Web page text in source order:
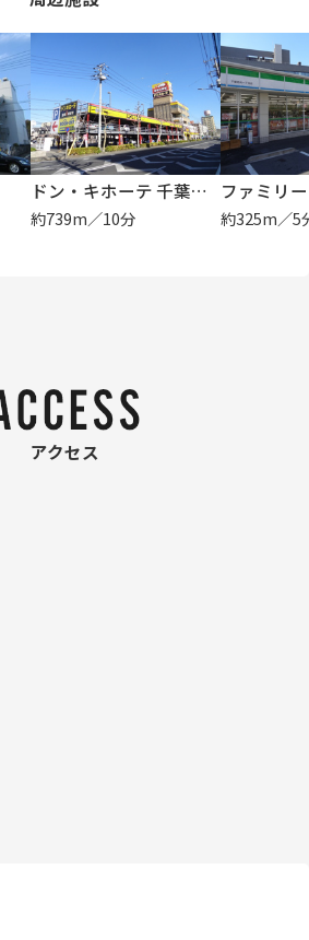
ドン・キホーテ 千葉中央店
約739m／10分 約325m／5
アクセス